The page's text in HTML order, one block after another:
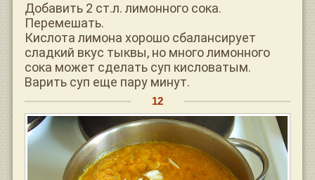
Добавить 2 ст.л. лимонного сока.
Перемешать.
Кислота лимона хорошо сбалансирует
сладкий вкус тыквы, но много лимонного
сока может сделать суп кисловатым.
Варить суп еще пару минут.